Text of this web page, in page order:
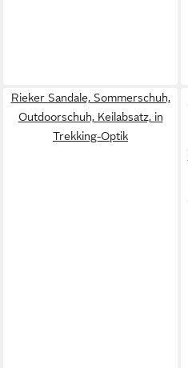
Rieker Sandale, Sommerschuh,
Outdoorschuh, Keilabsatz, in
Trekking-Optik